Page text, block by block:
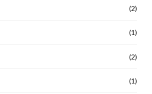
(2)
(1)
(2)
(1)